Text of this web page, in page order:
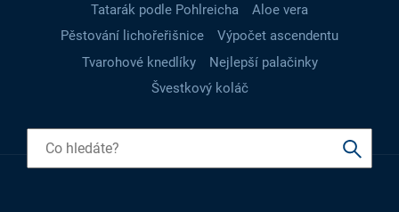
Tatarák podle Pohlreicha
Aloe vera
Pěstování lichořeřišnice
Výpočet ascendentu
Tvarohové knedlíky
Nejlepší palačinky
Švestkový koláč